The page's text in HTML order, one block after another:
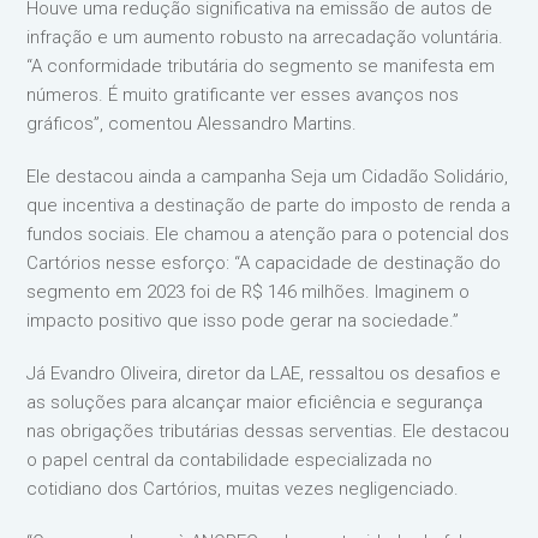
Houve uma redução significativa na emissão de autos de
infração e um aumento robusto na arrecadação voluntária.
“A conformidade tributária do segmento se manifesta em
números. É muito gratificante ver esses avanços nos
gráficos”, comentou Alessandro Martins.
Ele destacou ainda a campanha Seja um Cidadão Solidário,
que incentiva a destinação de parte do imposto de renda a
fundos sociais. Ele chamou a atenção para o potencial dos
Cartórios nesse esforço: “A capacidade de destinação do
segmento em 2023 foi de R$ 146 milhões. Imaginem o
impacto positivo que isso pode gerar na sociedade.”
Já Evandro Oliveira, diretor da LAE, ressaltou os desafios e
as soluções para alcançar maior eficiência e segurança
nas obrigações tributárias dessas serventias. Ele destacou
o papel central da contabilidade especializada no
cotidiano dos Cartórios, muitas vezes negligenciado.